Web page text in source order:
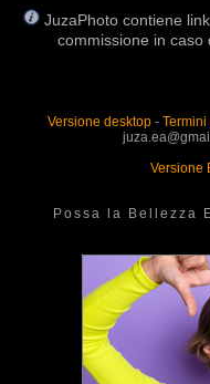
JuzaPhoto contiene
commissione in caso
Versione desktop-
Versione
Possa la Bellezza